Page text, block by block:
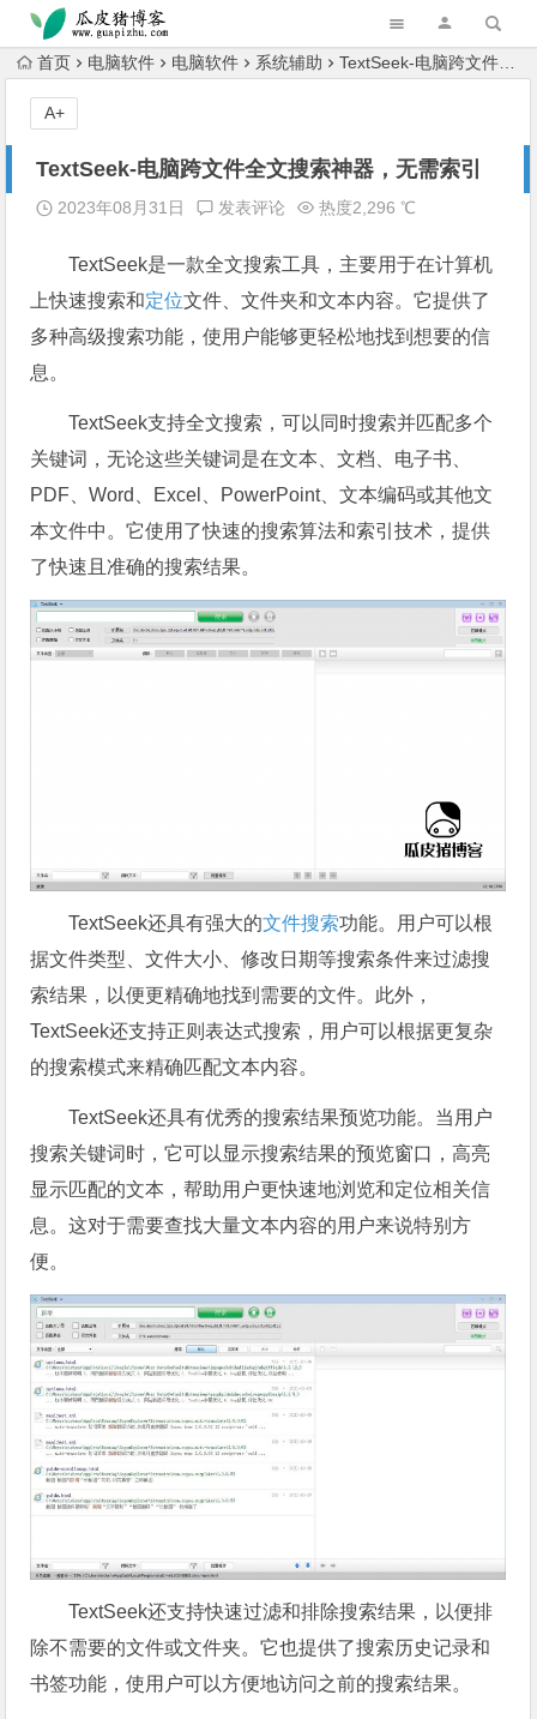
跳转到主内容
首页 电脑软件 电脑软件 系统辅助 TextSeek-电脑跨文件全文搜索神器，无需索引
TextSeek-电脑跨文件全文搜索神器，无需索引
2023年08月31日 发表评论 热度2,296 ℃
TextSeek是一款全文搜索工具，主要用于在计算机
上快速搜索和定位文件、文件夹和文本内容。它提供了
多种高级搜索功能，使用户能够更轻松地找到想要的信
息。
TextSeek支持全文搜索，可以同时搜索并匹配多个
关键词，无论这些关键词是在文本、文档、电子书、
PDF、Word、Excel、PowerPoint、文本编码或其他文
本文件中。它使用了快速的搜索算法和索引技术，提供
了快速且准确的搜索结果。
TextSeek还具有强大的文件搜索功能。用户可以根
据文件类型、文件大小、修改日期等搜索条件来过滤搜
索结果，以便更精确地找到需要的文件。此外，
TextSeek还支持正则表达式搜索，用户可以根据更复杂
的搜索模式来精确匹配文本内容。
TextSeek还具有优秀的搜索结果预览功能。当用户
搜索关键词时，它可以显示搜索结果的预览窗口，高亮
显示匹配的文本，帮助用户更快速地浏览和定位相关信
息。这对于需要查找大量文本内容的用户来说特别方
便。
TextSeek还支持快速过滤和排除搜索结果，以便排
除不需要的文件或文件夹。它也提供了搜索历史记录和
书签功能，使用户可以方便地访问之前的搜索结果。
A+